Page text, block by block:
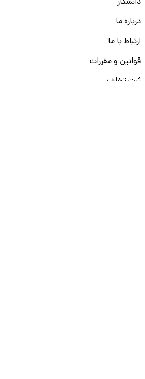
درباره ما
ارتباط با ما
قوانین و مقررات
ثبت تخلف